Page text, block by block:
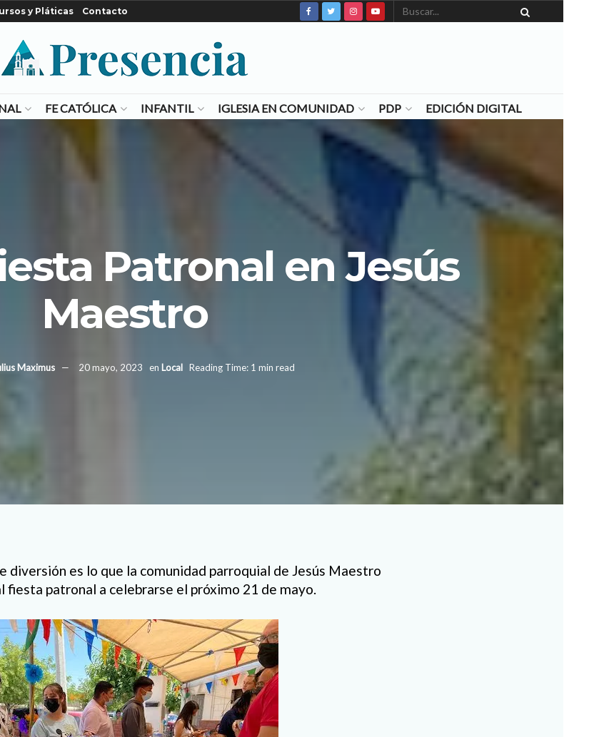
y Pláticas Contacto
FE CATÓLICA INFANTIL IGLESIA EN COMUNIDAD PDP EDICIÓN DIGITAL
Patronal en Jesús
Maestro
Maximus 20 mayo, 2023 en Local Reading Time: 1 min read
diversión es lo que la comunidad parroquial de Jesús Maestro
fiesta patronal a celebrarse el próximo 21 de mayo.